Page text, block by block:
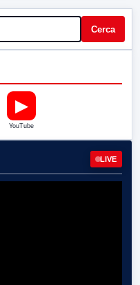
Cerca
▶
YouTube
LIVE